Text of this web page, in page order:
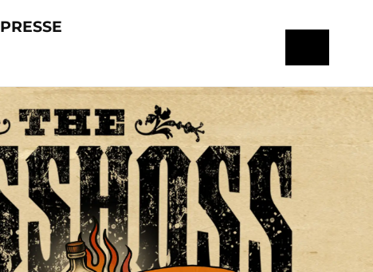
PRESSE